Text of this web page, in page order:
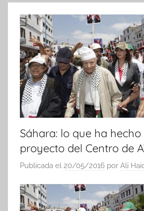
Sáhara: lo que ha
proyecto del Centro de
Publicada el 20/05/2016 por Ali